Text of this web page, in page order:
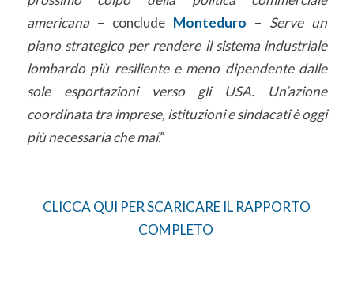
americana – conclude Monteduro – Serve un
piano strategico per rendere il sistema industriale
lombardo più resiliente e meno dipendente dalle
sole esportazioni verso gli USA. Un’azione
coordinata tra imprese, istituzioni e sindacati è oggi
più necessaria che mai.”
CLICCA QUI PER SCARICARE IL RAPPORTO
COMPLETO